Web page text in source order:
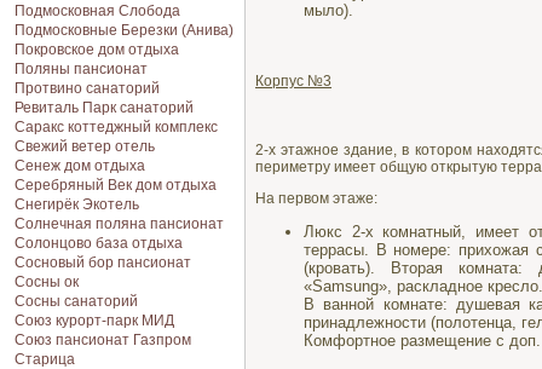
Подмосковная Cлобода
Подмосковные Березки (Анива)
Покровское дом отдыха
Поляны пансионат
Протвино санаторий
Ревиталь Парк санаторий
Саракс коттеджный комплекс
Свежий ветер отель
Сенеж дом отдыха
Серебряный Век дом отдыха
Снегирёк Экотель
Солнечная поляна пансионат
Солонцово база отдыха
Сосновый бор пансионат
Сосны ок
Сосны санаторий
Союз курорт-парк МИД
Союз пансионат Газпром
Старица
мыло).
Корпус №3
2-х этажное здание, в котором
периметру имеет общую открытую
На первом этаже:
Люкс 2-х комнатный, имеет
террасы. В номере: прихожая
(кровать). Вторая комната:
«Samsung», раскладное кресло.
В ванной комнате: душевая
принадлежности (полотенца,
Комфортное размещение с